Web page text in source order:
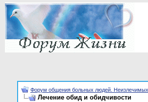
Форум общения больных людей. Неизлечимых
Лечение обид и обидчивости